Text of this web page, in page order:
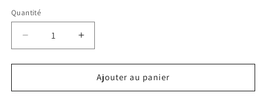
Quantité
Réduire
la
quantité
Kenny
Augmenter
la
quantité
Kenny
Ajouter au panier